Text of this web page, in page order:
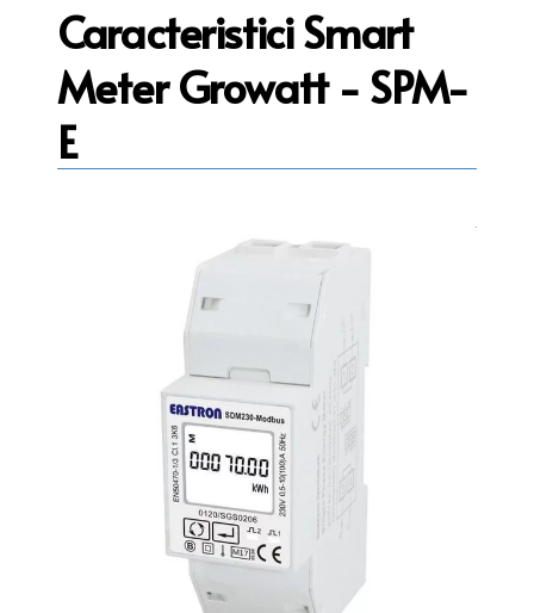
Caracteristici Smart
Meter Growatt - SPM-
E